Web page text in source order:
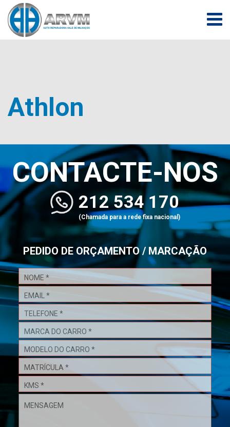
Athlon
CONTACTE-NOS
212 534 170
(Chamada para a rede fixa nacional)
PEDIDO DE ORÇAMENTO / MARCAÇÃO
Pedido
de
Orçamento